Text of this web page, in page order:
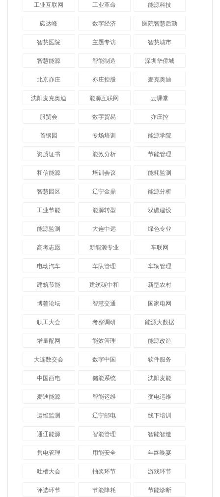
工业互联网 工业革命 能源科技
碳达峰 数字经济 医院智慧后勤
智慧医院 主题专访 智慧城市
​智慧能源 智能制造 深圳华侨城
北京亦庄 亦庄控股 麦克奥迪
沈阳麦克奥迪 能源互联网 云课堂
服贸会 数字贸易 亦庄控
首钢园 专场培训 能源学院
资质证书 能效分析 节能管理
和信能源 培训会议 能耗监测
智慧园区 辽宁金鼎 能源分析
工业节能 能源转型 双碳建设
能源监测 大连中远 绿色专业
高考志愿 新能源专业 车联网
电动汽车 车队管理 车辆管理
建筑节能 建筑碳中和 新型农村
博鳌论坛 智慧交通 国家电网
职工大会 考察调研 能源大数据
增量配网 能效管理 能源改造
大连数交会 数字中国 软件服务
中国西电 储能系统 沈阳麦能
麦迪能源 智能运维 变电运维
运维监测 辽宁邮电 线下培训
通辽能源 智能管理 智能智造
售电管理 用能安全 年终晚宴
吐槽大会 抽奖环节 游戏环节
评选环节 节能降耗 节能诊断